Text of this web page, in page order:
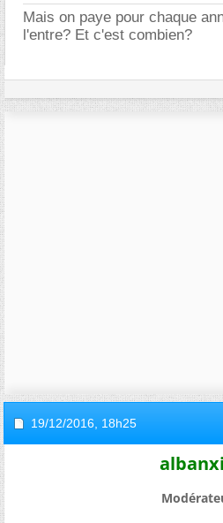
Mais on paye pour chaque
l'entre? Et c'est combien?
19/12/2016, 18h25